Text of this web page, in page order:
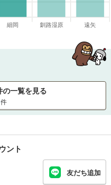
の一覧を見る
件
ント
友だち追加